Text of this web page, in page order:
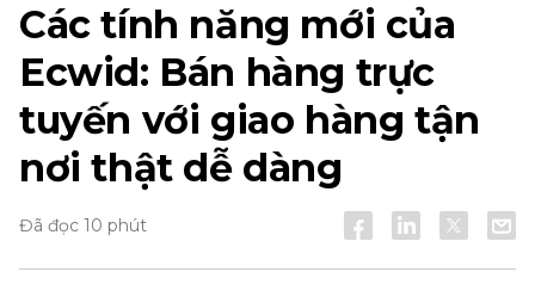
Các tính năng mới của
Ecwid: Bán hàng trực
tuyến với giao hàng tận
nơi thật dễ dàng
Đã đọc 10 phút